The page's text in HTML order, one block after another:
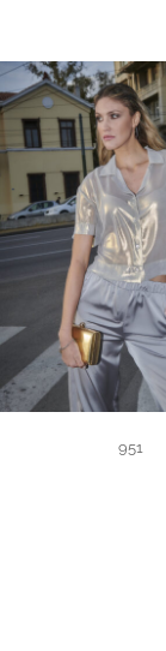
951